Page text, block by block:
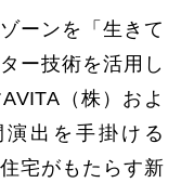
ーンを「生きて
ー技術を活用し
（株）およ
出を手掛ける
宅がもたらす新